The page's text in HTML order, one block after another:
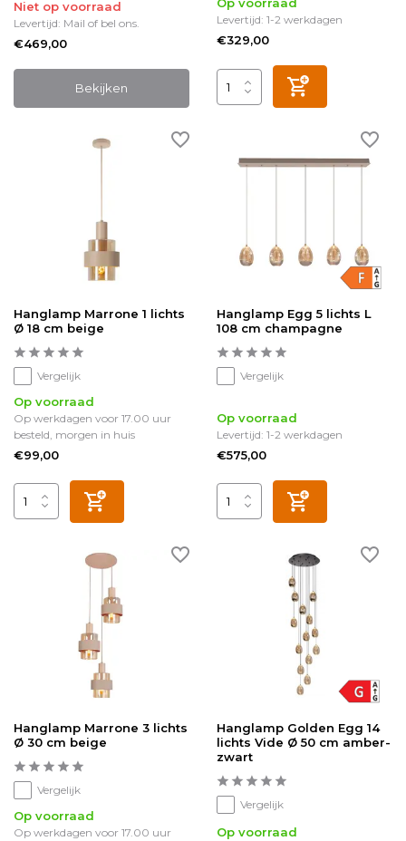
Niet op voorraad
Levertijd: Mail of bel ons.
€469,00
Bekijken
Levertijd: 1-2 werkdagen
€329,00
Hanglamp Marrone 1 lichts
Ø 18 cm beige
Vergelijk
Op voorraad
Op werkdagen voor 17.00 uur
besteld, morgen in huis
€99,00
Hanglamp Egg 5 lichts L
108 cm champagne
Vergelijk
Op voorraad
Levertijd: 1-2 werkdagen
€575,00
Hanglamp Marrone 3 lichts
Ø 30 cm beige
Vergelijk
Op voorraad
Op werkdagen voor 17.00 uur
Hanglamp Golden Egg 14
lichts Vide Ø 50 cm amber-
zwart
Vergelijk
Op voorraad